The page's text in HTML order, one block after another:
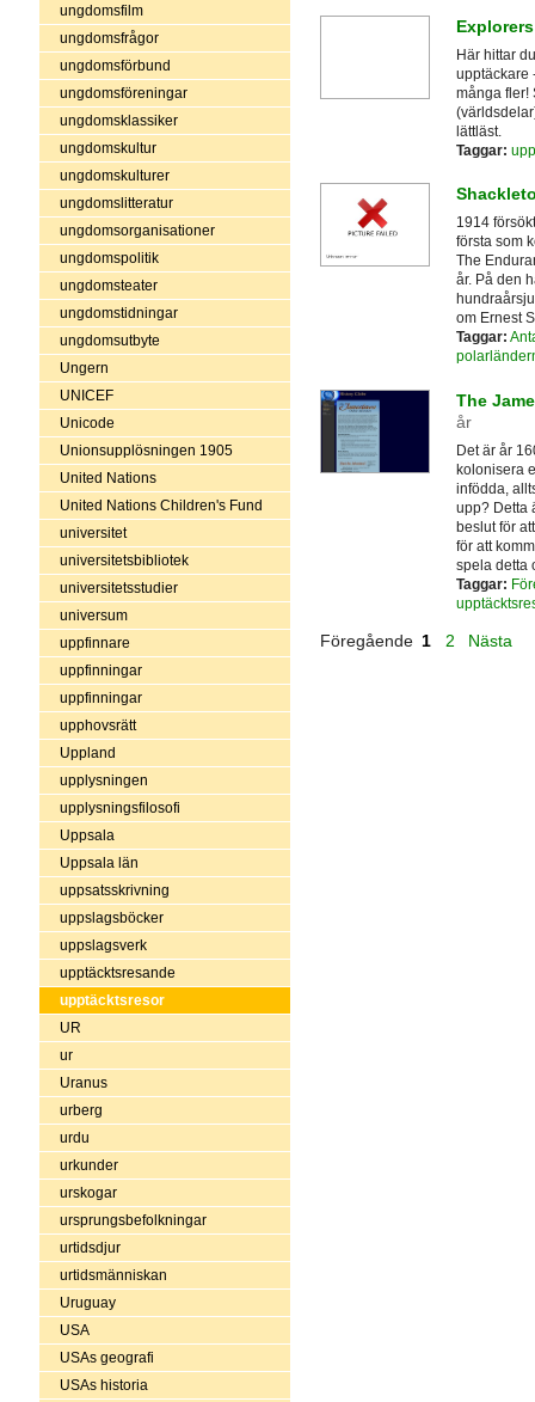
ungdomsfilm
ungdomsfrågor
ungdomsförbund
ungdomsföreningar
ungdomsklassiker
ungdomskultur
ungdomskulturer
ungdomslitteratur
ungdomsorganisationer
ungdomspolitik
ungdomsteater
ungdomstidningar
ungdomsutbyte
Ungern
UNICEF
Unicode
Unionsupplösningen 1905
United Nations
United Nations Children's Fund
universitet
universitetsbibliotek
universitetsstudier
universum
uppfinnare
uppfinningar
uppfinningar
upphovsrätt
Uppland
upplysningen
upplysningsfilosofi
Uppsala
Uppsala län
uppsatsskrivning
uppslagsböcker
uppslagsverk
upptäcktsresande
upptäcktsresor
UR
ur
Uranus
urberg
urdu
urkunder
urskogar
ursprungsbefolkningar
urtidsdjur
urtidsmänniskan
Uruguay
USA
USAs geografi
USAs historia
Här hittar
upptäckare
många fler!
lättläst.
Taggar:
1914
första som
The
år. På den
om Ernest
Taggar:
The
år
Det är år
kolonisera
infödda,
upp? Detta
beslut för
för att
spela detta
Taggar:
Föregående 1 2 Nästa